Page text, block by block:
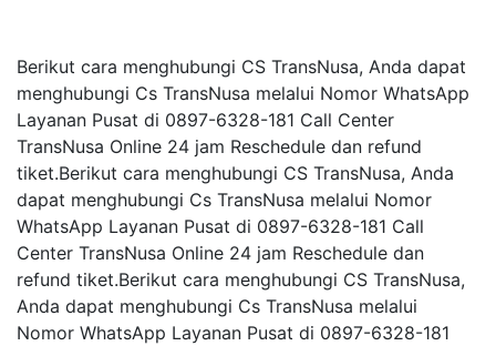
Berikut cara menghubungi CS TransNusa, Anda dapat
menghubungi Cs TransNusa melalui Nomor WhatsApp
Layanan Pusat di 0897-6328-181 Call Center
TransNusa Online 24 jam Reschedule dan refund
tiket.Berikut cara menghubungi CS TransNusa, Anda
dapat menghubungi Cs TransNusa melalui Nomor
WhatsApp Layanan Pusat di 0897-6328-181 Call
Center TransNusa Online 24 jam Reschedule dan
refund tiket.Berikut cara menghubungi CS TransNusa,
Anda dapat menghubungi Cs TransNusa melalui
Nomor WhatsApp Layanan Pusat di 0897-6328-181